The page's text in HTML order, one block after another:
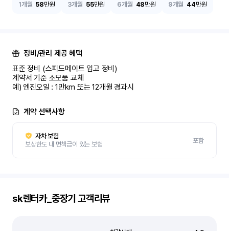
1개월 58만원 3개월 55만원 6개월 48만원 9개월 44만원
정비/관리 제공 혜택
표준 정비 (스피드메이트 입고 정비)
계약서 기준 소모품 교체
예) 엔진오일 : 1만km 또는 12개월 경과시
계약 선택사항
자차 보험
보상한도 내 면책금이 있는 보험
포함
sk렌터카_중장기 고객리뷰